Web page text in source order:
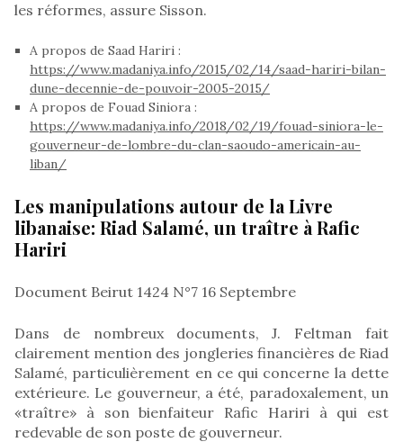
les réformes, assure Sisson.
A propos de Saad Hariri :
https://www.madaniya.info/2015/02/14/saad-hariri-bilan-
dune-decennie-de-pouvoir-2005-2015/
A propos de Fouad Siniora :
https://www.madaniya.info/2018/02/19/fouad-siniora-le-
gouverneur-de-lombre-du-clan-saoudo-americain-au-
liban/
Les manipulations autour de la Livre
libanaise: Riad Salamé, un traître à Rafic
Hariri
Document Beirut 1424 N°7 16 Septembre
Dans de nombreux documents, J. Feltman fait
clairement mention des jongleries financières de Riad
Salamé, particulièrement en ce qui concerne la dette
extérieure. Le gouverneur, a été, paradoxalement, un
«traître» à son bienfaiteur Rafic Hariri à qui est
redevable de son poste de gouverneur.